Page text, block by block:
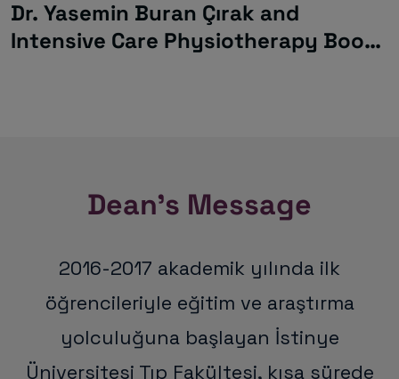
Dr. Yasemin Buran Çırak and
Intensive Care Physiotherapy Book
Dean's Message
2016-2017 akademik yılında ilk
öğrencileriyle eğitim ve araştırma
yolculuğuna başlayan İstinye
Üniversitesi Tıp Fakültesi, kısa sürede